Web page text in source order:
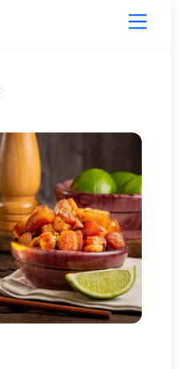
Menu